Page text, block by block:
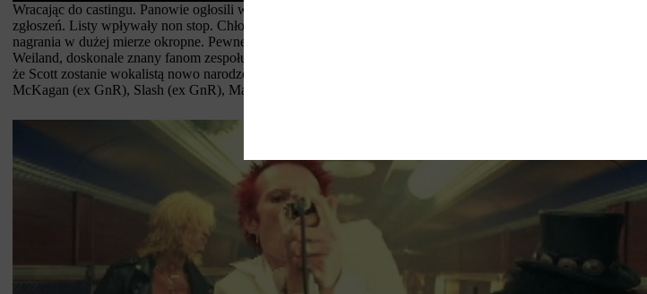
Wracając do castingu. Panowie ogłosili wszem i wobec, że poszukują wokalisty. Rozpoczęła się niekończąca fala
zgłoszeń. Listy wpływały non stop. Chłopaki prawie umarli podczas przesłuchiwania tych nagrać a były to
nagrania w dużej mierze okropne. Pewnego letniego poranka w ,,garażu” panów pojawił się niejaki Scott
Weiland, doskonale znany fanom zespołu Stone Temple Pilots. Zaśpiewał kilka piosenek i już było wiadomym,
że Scott zostanie wokalistą nowo narodzonego zespołu: Velvet Revolver, w skład którego statecznie weszli: Duff
McKagan (ex GnR), Slash (ex GnR), Matt (ex. GnR), Kushner oraz Scott Weiland (ex. Stone Temple Pilots).